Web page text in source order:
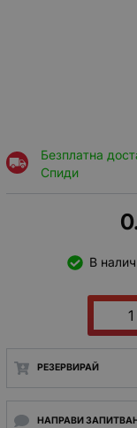
Безплатна
Спиди
В
РЕЗЕРВИРАЙ
НАПРАВИ